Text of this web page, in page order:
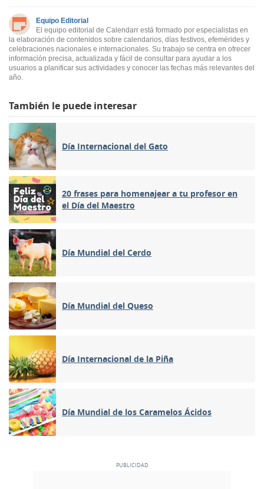
Equipo Editorial
El equipo editorial de Calendarr está formado por especialistas en
la elaboración de contenidos sobre calendarios, días festivos, efemérides y
celebraciones nacionales e internacionales. Su trabajo se centra en ofrecer
información precisa, actualizada y fácil de consultar para ayudar a los
usuarios a planificar sus actividades y conocer las fechas más relevantes del
año.
También le puede interesar
Día Internacional del Gato
20 frases para homenajear a tu profesor en
el Día del Maestro
Día Mundial del Cerdo
Día Mundial del Queso
Día Internacional de la Piña
Día Mundial de los Caramelos Ácidos